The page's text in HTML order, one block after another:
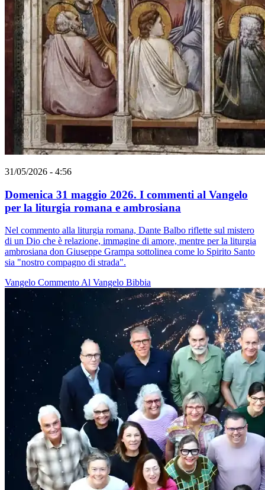
31/05/2026 - 4:56
Domenica 31 maggio 2026. I commenti al Vangelo
per la liturgia romana e ambrosiana
Nel commento alla liturgia romana, Dante Balbo riflette sul mistero
di un Dio che è relazione, immagine di amore, mentre per la liturgia
ambrosiana don Giuseppe Grampa sottolinea come lo Spirito Santo
sia "nostro compagno di strada".
Vangelo Commento Al Vangelo Bibbia